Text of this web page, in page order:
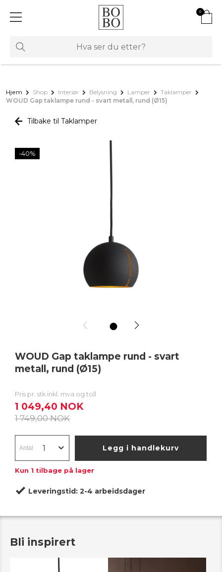
0
Hjem Shop Interiør Belysning Lamper
Taklamper
WOUD Gap taklampe rund - svart metall, rund (Ø15)
Tilbake til Taklamper
-40%
WOUD Gap taklampe rund - svart
metall, rund (Ø15)
Pris pr. stk inkl. mva og toll
1 049,40 NOK
1 749,00 NOK
Legg i handlekurv
Kun 1 tilbage på lager
Leveringstid: 2-4 arbeidsdager
Bli inspirert